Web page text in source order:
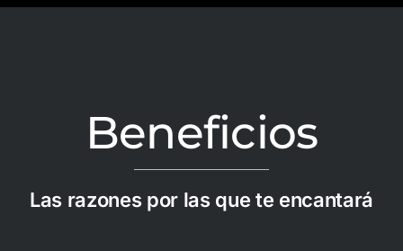
Beneficios
Las razones por las que te encantará